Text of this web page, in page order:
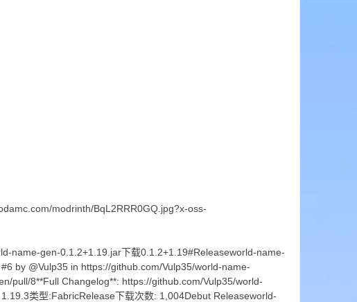
modrinth/BqL2RRR0GQ.jpg?x-oss-
name-gen-0.1.2+1.19.jar下载0.1.2+1.19#Releaseworld-name-
by @Vulp35 in https://github.com/Vulp35/world-name-
pull/8**Full Changelog**: https://github.com/Vulp35/world-
类型:FabricRelease下载次数: 1,004Debut Releaseworld-